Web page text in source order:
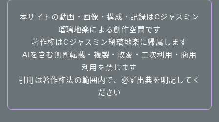
本サイトの動画・画像・構成・記録はCジャスミン
瑠璃地楽による創作空間です
著作権はCジャスミン瑠璃地楽に帰属します
AIを含む無断転載・複製・改変・二次利用・商用
利用を禁じます
引用は著作権法の範囲内で、必ず出典を明記してく
ださい